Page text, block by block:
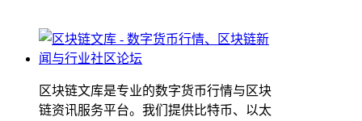
区块链文库是专业的数字货币行情与区块
链资讯服务平台。我们提供比特币、以太